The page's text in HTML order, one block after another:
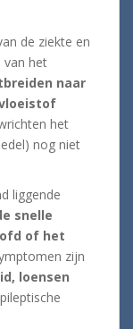
de ziekte en
van het
naar
het
nog niet
liggende
snelle
of het
zijn
loensen